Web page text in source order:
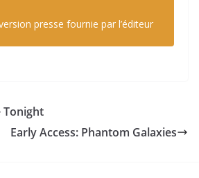
presse fournie par l’éditeur
Tonight
Early Access: Phantom Galaxies